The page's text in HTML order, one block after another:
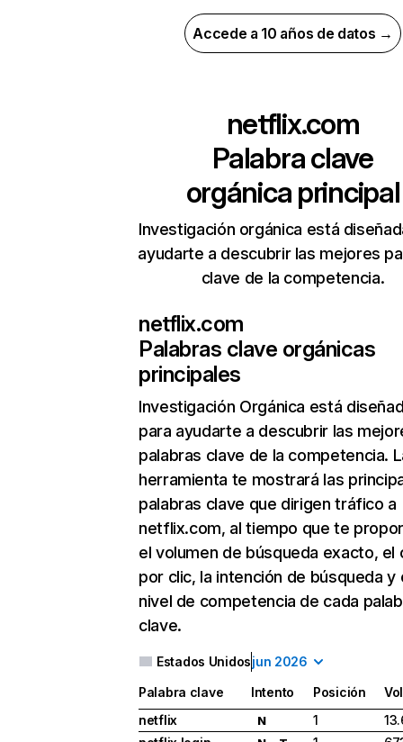
Accede a 10 años de datos →
netflix.com
Palabra clave
orgánica principal
Investigación orgánica está
ayudarte a descubrir las mejores
clave de la competencia.
netflix.com
Palabras clave orgánicas
principales
Investigación Orgánica está
para ayudarte a descubrir las
palabras clave de la competencia.
herramienta te mostrará las
palabras clave que dirigen tráfico a
netflix.com, al tiempo que te
el volumen de búsqueda exacto, el
por clic, la intención de búsqueda y
nivel de competencia de cada
clave.
Estados Unidosjun 2026
Palabra clave Intento Posición
netflix
N 1